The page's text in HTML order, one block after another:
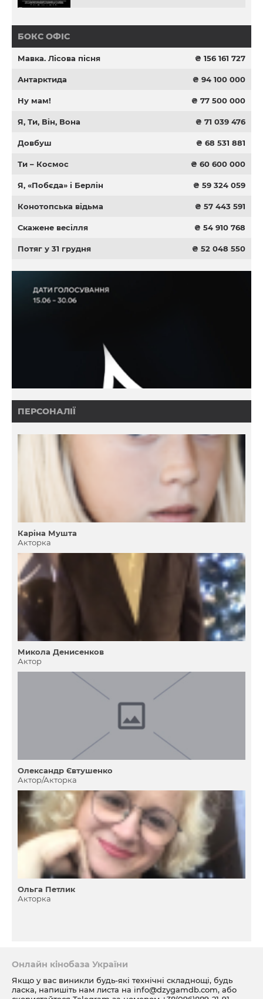
БОКС ОФІС
Мавка. Лісова пісня ₴ 156 161 727
Антарктида ₴ 94 100 000
Ну мам! ₴ 77 500 000
Я, Ти, Він, Вона ₴ 71 039 476
Довбуш ₴ 68 531 881
Ти – Космос ₴ 60 600 000
Я, «Побєда» і Берлін ₴ 59 324 059
Конотопська відьма ₴ 57 443 591
Скажене весілля ₴ 54 910 768
Потяг у 31 грудня ₴ 52 048 550
ПЕРСОНАЛІЇ
Карiна Мушта
Акторка
Микола Денисенков
Актор
Олександр Євтушенко
Актор/Акторка
Ольга Петлик
Акторка
Онлайн кінобаза України
Якщо у вас виникли будь-які технічні складнощі, будь
ласка, напишіть нам листа на info@dzygamdb.com, або